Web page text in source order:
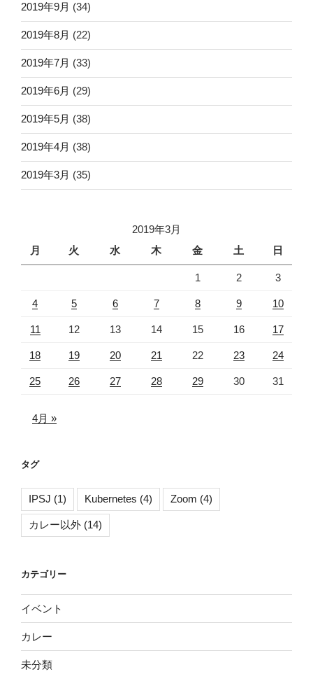
2019年9月 (34)
2019年8月 (22)
2019年7月 (33)
2019年6月 (29)
2019年5月 (38)
2019年4月 (38)
2019年3月 (35)
2019年3月
月
火 水 木 金 土 日
1 2 3
4 5 6 7 8 9 10
11 12 13 14 15 16 17
18 19 20 21 22 23 24
25 26 27 28 29 30 31
4月 »
タグ
IPSJ (1) Kubernetes (4) Zoom (4)
カレー以外 (14)
カテゴリー
イベント
カレー
未分類